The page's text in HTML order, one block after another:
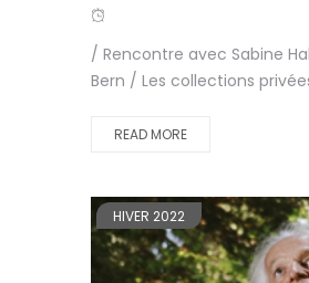
/ Rencontre avec Sabine
Bern / Les collections
READ MORE
HIVER 2022